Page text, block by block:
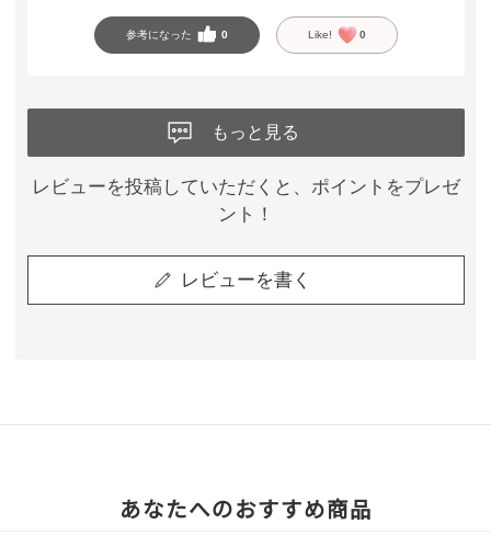
参考になった 0 Like! 0
もっと見る
レビューを投稿していただくと、ポイントをプレゼ
ント！
レビューを書く
あなたへのおすすめ商品